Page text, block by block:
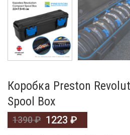
Коробка Preston
Spool Box
1390₽ 1223 ₽